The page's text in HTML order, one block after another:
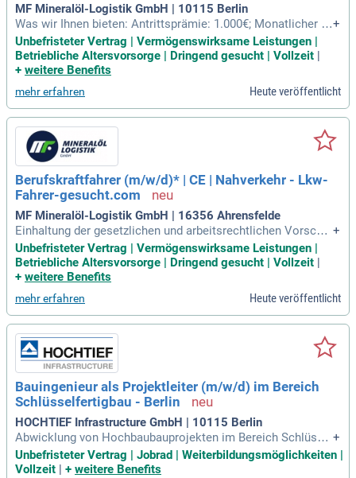
MF Mineralöl-Logistik GmbH | 10115 Berlin
Was wir Ihnen bieten: Antrittsprämie: 1.000€; Monatlicher T
ankgutschein; Unbefristeter Arbeitsvertrag; Vermögenswirk
same Leistung; Betriebliche Altersvorsorge; Gruppenunfallv
ersicherung; Dienstfahrrad von Business Bike; Mehrwöchige
+
Unbefristeter Vertrag | Vermögenswirksame Leistungen |
Betriebliche Altersvorsorge | Dringend gesucht | Vollzeit |
+ weitere Benefits
mehr erfahren Heute veröffentlicht
Berufskraftfahrer (m/w/d)* | CE | Nahverkehr - Lkw-
Fahrer-gesucht.com
MF Mineralöl-Logistik GmbH | 16356 Ahrensfelde
Einhaltung der gesetzlichen und arbeitsrechtlichen Vorschri
ften ist für Sie selbstverständlich: Was wir Ihnen bieten: Ant
rittsprämie: 1.000€; Monatlicher Tankgutschein; Unbefristet
er Arbeitsvertrag; Vermögenswirksame Leistung; Betrieblich
+
Unbefristeter Vertrag | Vermögenswirksame Leistungen |
Betriebliche Altersvorsorge | Dringend gesucht | Vollzeit |
+ weitere Benefits
mehr erfahren Heute veröffentlicht
Bauingenieur als Projektleiter (m/w/d) im Bereich
Schlüsselfertigbau - Berlin
HOCHTIEF Infrastructure GmbH | 10115 Berlin
Abwicklung von Hochbaubauprojekten im Bereich Schlüssel
fertigbau Ganzheitliches Projektmanagement sowie Koordin
ation und Steuerung aller Leistungen interner und externer P
+
Unbefristeter Vertrag | Jobrad | Weiterbildungsmöglichkeiten |
Vollzeit
+ weitere Benefits